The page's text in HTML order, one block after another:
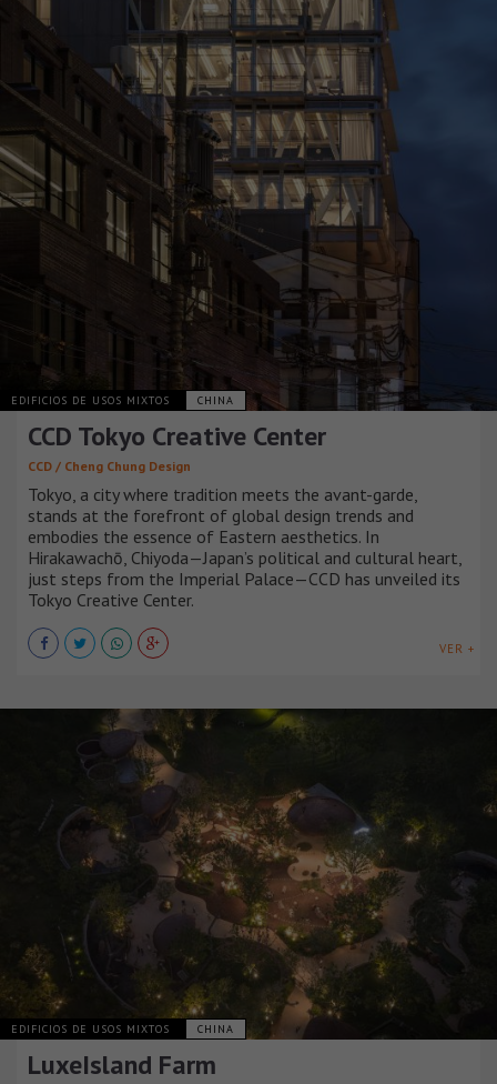
EDIFICIOS DE USOS MIXTOS CHINA
CCD Tokyo Creative Center
CCD / Cheng Chung Design
Tokyo, a city where tradition meets the avant-garde,
stands at the forefront of global design trends and
embodies the essence of Eastern aesthetics. In
Hirakawachō, Chiyoda—Japan’s political and cultural heart,
just steps from the Imperial Palace—CCD has unveiled its
Tokyo Creative Center.
VER +
EDIFICIOS DE USOS MIXTOS CHINA
LuxeIsland Farm